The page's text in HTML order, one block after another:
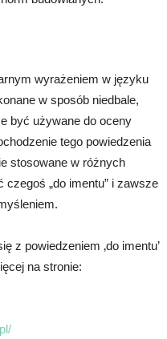
wyrażeniem w języku
w sposób niedbale,
być używane do oceny
tego powiedzenia
stosowane w różnych
„do imentu” i zawsze
z powiedzeniem ‚do imentu’
na stronie: